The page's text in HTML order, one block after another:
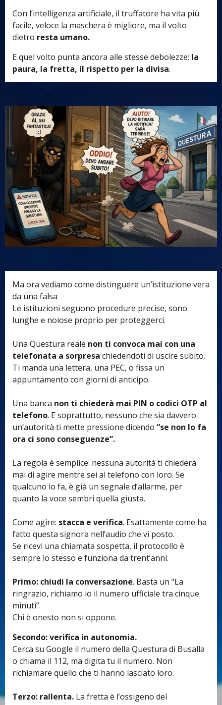
Con l’intelligenza artificiale, il truffatore ha vita più
facile, veloce la maschera è migliore, ma il volto
dietro resta umano.
E quel volto punta ancora alle stesse debolezze: la
paura, la fretta, il rispetto per la divisa.
Ma ora vediamo come distinguere un’istituzione vera
da una falsa
Le istituzioni seguono procedure precise, sono
lunghe e noiose proprio per proteggerci.
Una Questura reale non ti convoca mai con una
telefonata a sorpresa chiedendoti di uscire subito.
Ti manda una lettera, una PEC, o fissa un
appuntamento con giorni di anticipo.
Una banca non ti chiederà mai PIN o codici OTP al
telefono. E soprattutto, nessuno che sia davvero
un’autorità ti mette pressione dicendo “se non lo fa
ora ci sono conseguenze”.
La regola è semplice: nessuna autorità ti chiederà
mai di agire mentre sei al telefono con loro. Se
qualcuno lo fa, è già un segnale d’allarme, per
quanto la voce sembri quella giusta.
Come agire: stacca e verifica. Esattamente come ha
fatto questa signora nell’audio che vi posto.
Se ricevi una chiamata sospetta, il protocollo è
sempre lo stesso e funziona da trent’anni.
Primo: chiudi la conversazione. Basta un “La
ringrazio, richiamo io il numero ufficiale tra cinque
minuti”.
Chi è onesto non si oppone.
Secondo: verifica in autonomia.
Cerca su Google il numero della Questura di Busalla
o chiama il 112, ma digita tu il numero. Non
richiamare quello che ti hanno lasciato loro.
Terzo: rallenta. La fretta è l’ossigeno del